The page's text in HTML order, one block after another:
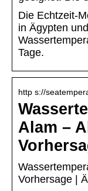
Die Echtzeit-
in Ägypten
Tage.
http s://
Alam –
Vorhersage |